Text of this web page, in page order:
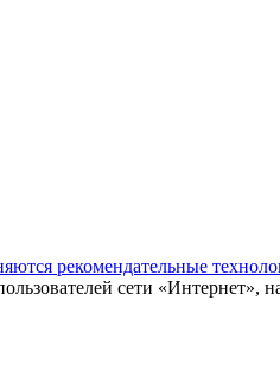
рекомендательные
сети «Интернет»,